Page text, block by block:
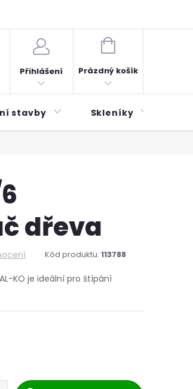
Přihlášení
NÁKUPNÍ
Prázdný košík
stavby Skleníky
dřeva
Kód produktu: 113788
KO je ideální pro štípání